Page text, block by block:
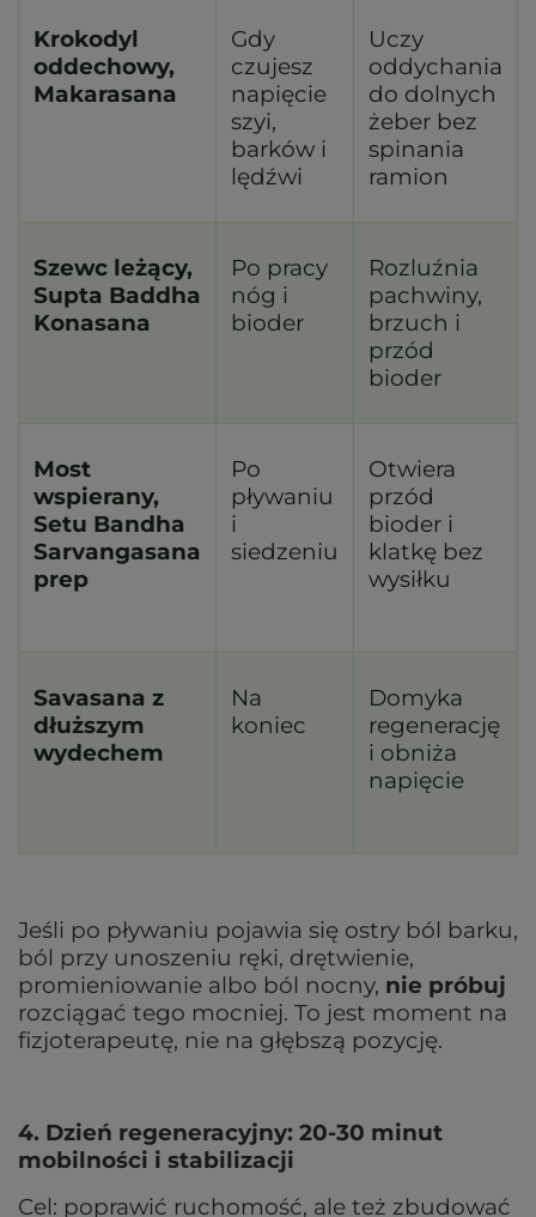
Krokodyl
oddechowy,
Makarasana
Gdy
czujesz
napięcie
szyi,
barków i
lędźwi
Uczy
oddychania
do dolnych
żeber bez
spinania
ramion
Szewc leżący,
Supta Baddha
Konasana
Po pracy
nóg i
bioder
Rozluźnia
pachwiny,
brzuch i
przód
bioder
Most
wspierany,
Setu Bandha
Sarvangasana
prep
Po
pływaniu
i
siedzeniu
Otwiera
przód
bioder i
klatkę bez
wysiłku
Savasana z
dłuższym
wydechem
Na
koniec
Domyka
regenerację
i obniża
napięcie
Jeśli po pływaniu pojawia się ostry ból barku,
ból przy unoszeniu ręki, drętwienie,
promieniowanie albo ból nocny, nie próbuj
rozciągać tego mocniej. To jest moment na
fizjoterapeutę, nie na głębszą pozycję.
4. Dzień regeneracyjny: 20-30 minut
mobilności i stabilizacji
Cel: poprawić ruchomość, ale też zbudować